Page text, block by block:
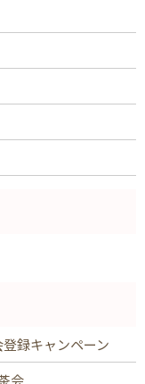
録キャンペーン
会